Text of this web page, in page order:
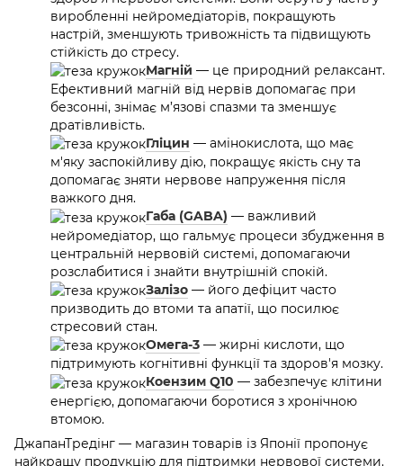
виробленні нейромедіаторів, покращують
настрій, зменшують тривожність та підвищують
стійкість до стресу.
Магній — це природний релаксант.
Ефективний магній від нервів допомагає при
безсонні, знімає м’язові спазми та зменшує
дратівливість.
Гліцин — амінокислота, що має
м'яку заспокійливу дію, покращує якість сну та
допомагає зняти нервове напруження після
важкого дня.
Габа (GABA) — важливий
нейромедіатор, що гальмує процеси збудження в
центральній нервовій системі, допомагаючи
розслабитися і знайти внутрішній спокій.
Залізо — його дефіцит часто
призводить до втоми та апатії, що посилює
стресовий стан.
Омега-3 — жирні кислоти, що
підтримують когнітивні функції та здоров'я мозку.
Коензим Q10 — забезпечує клітини
енергією, допомагаючи боротися з хронічною
втомою.
ДжапанТредінг — магазин товарів із Японії пропонує
найкращу продукцію для підтримки нервової системи.